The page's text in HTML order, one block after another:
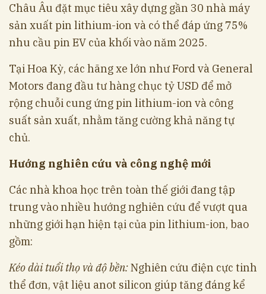
Châu Âu đặt mục tiêu xây dựng gần 30 nhà máy
sản xuất pin lithium-ion và có thể đáp ứng 75%
nhu cầu pin EV của khối vào năm 2025.
Tại Hoa Kỳ, các hãng xe lớn như Ford và General
Motors đang đầu tư hàng chục tỷ USD để mở
rộng chuỗi cung ứng pin lithium-ion và công
suất sản xuất, nhằm tăng cường khả năng tự
chủ.
Hướng nghiên cứu và công nghệ mới
Các nhà khoa học trên toàn thế giới đang tập
trung vào nhiều hướng nghiên cứu để vượt qua
những giới hạn hiện tại của pin lithium-ion, bao
gồm:
Kéo dài tuổi thọ và độ bền:Nghiên cứu điện cực tinh
thể đơn, vật liệu anot silicon giúp tăng đáng kể